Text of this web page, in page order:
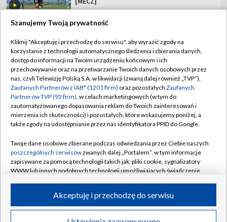
TVP
Abonament TVP
Sklep TVP
Biuro Reklamy
Oferta Handlowa
Emisja w TVP
Rada Programowa
Ogłoszenia przetargowe
Akademia Telewizyjna
Informacje o nadawcy
Regulamin TVP
Polityka prywatności
Moje zgody
Biuro reklamy
Kanały
©2026 Telewizja Polska Spółka Akcyjna w likwidacji
Szanujemy Twoją prywatność
Kliknij "Akceptuję i przechodzę do serwisu", aby wyrazić zgody na
korzystanie z technologii automatycznego śledzenia i zbierania danych,
dostęp do informacji na Twoim urządzeniu końcowym i ich
przechowywanie oraz na przetwarzanie Twoich danych osobowych przez
nas, czyli Telewizję Polską S.A. w likwidacji (zwaną dalej również „TVP”),
Zaufanych Partnerów z IAB* (1201 firm) oraz pozostałych Zaufanych
Partnerów TVP (93 firm), w celach marketingowych (w tym do
zautomatyzowanego dopasowania reklam do Twoich zainteresowań i
mierzenia ich skuteczności) i pozostałych, które wskazujemy poniżej, a
także zgody na udostępnianie przez nas identyfikatora PPID do Google.
Twoje dane osobowe zbierane podczas odwiedzania przez Ciebie naszych
poszczególnych serwisówzwanych dalej „Portalem”, w tym informacje
zapisywane za pomocą technologii takich jak: pliki cookie, sygnalizatory
WWW lub innych podobnych technologii umożliwiających świadczenie
ruchu w Internecie.
Twoje dane osobowe zbierane podczas odwiedzania przez Ciebie
Akceptuję i przechodzę do serwisu